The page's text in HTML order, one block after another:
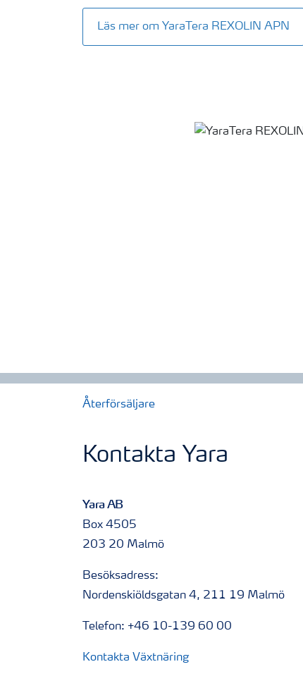
Läs mer om YaraTera REXOLIN APN
Återförsäljare
Kontakta Yara
Yara AB
Box 4505
203 20 Malmö
Besöksadress:
Nordenskiöldsgatan 4, 211 19 Malmö
Telefon: +46 10-139 60 00
Kontakta Växtnäring